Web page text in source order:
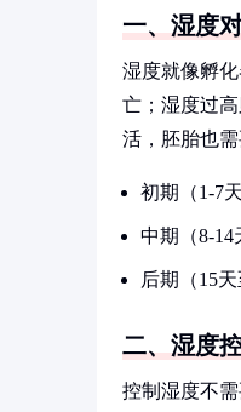
一、湿度
湿度就像孵
亡；湿度过
活，胚胎也需
初期（1-7
中期（8-14
后期（15
二、湿度
控制湿度不